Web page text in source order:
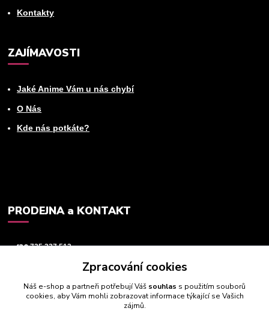
Kontakty
ZAJÍMAVOSTI
Jaké Anime Vám u nás chybí
O Nás
Kde nás potkáte?
PRODEJNA a KONTAKT
+420725 237 512
Zpracování cookies
Náš e-shop a partneři potřebují Váš souhlas s použitím souborů
cookies, aby Vám mohli zobrazovat informace týkající se Vašich
zájmů.